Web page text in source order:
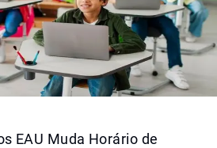
EAU Muda Horário de